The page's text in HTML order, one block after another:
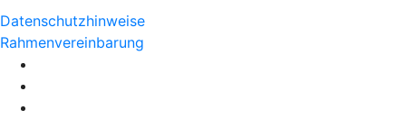
Datenschutzhinweise
Rahmenvereinbarung